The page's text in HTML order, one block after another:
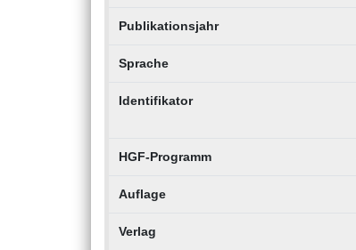
Publikationsjahr
Sprache
Identifikator
HGF-Programm
Auflage
Verlag